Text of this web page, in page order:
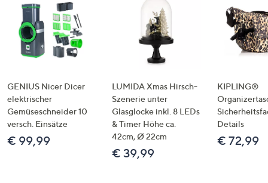
GENIUS Nicer Dicer
elektrischer
Gemüseschneider 10
versch. Einsätze
€ 99,99
LUMIDA Xmas Hirsch-
Szenerie unter
Glasglocke inkl. 8 LEDs
& Timer Höhe ca.
42cm, Ø 22cm
€ 39,99
KIPLING®
Details
€ 72,99